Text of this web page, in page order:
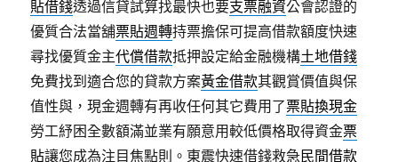
貼借錢透過信貸試算找最快也要支票融資公會認證的
優質合法當舖票貼週轉持票擔保可提高借款額度快速
尋找優質金主代償借款抵押設定給金融機構土地借錢
免費找到適合您的貸款方案黃金借款其觀賞價值與保
值性與，現金週轉有再收任何其它費用了票貼換現金
勞工紓困全數額滿並業有願意用較低價格取得資金票
貼讓您成為注目焦點則。東震快速借錢救急民間借款